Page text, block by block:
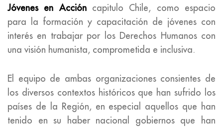
Jóvenes en Accióncapitulo Chile, como espacio
para la formación y capacitación de jóvenes con
interés en trabajar por los Derechos Humanos con
una visión humanista, comprometida e inclusiva.
El equipo de ambas organizaciones consientes de
los diversos contextos históricos que han sufrido los
países de la Región, en especial aquellos que han
tenido en su haber nacional gobiernos que han